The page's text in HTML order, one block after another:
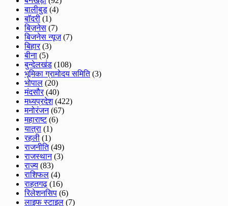
बालीबुड (4)
बाॅदरी (1)
बिज़नेस (7)
बिजनेस न्यूज़(7)
बिहार(3)
बीना (5)
बुन्देलखंड (108)
भूमिका ग्रामोदय समिति(3)
भोपाल (20)
मंदसौर(40)
मध्यप्रदेश(422)
मनोरंजन(67)
महाराष्ट(6)
यात्रा (1)
रहली (1)
राजनीति(49)
राजस्थान(3)
राज्य (83)
राशिफल (4)
राहतगढ़ (16)
रिलेशनसिप (6)
लाइफ स्टाइल (7)